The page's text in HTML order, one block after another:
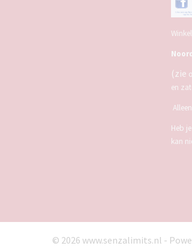
(zie
en
Heb
kan
© 2026 www.senzalimits.nl -